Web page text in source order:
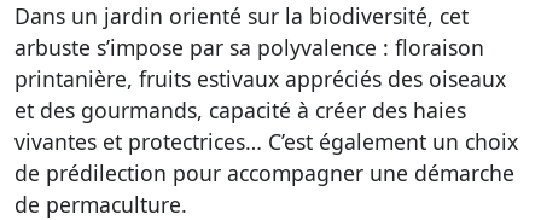
Dans un jardin orienté sur la biodiversité, cet
arbuste s’impose par sa polyvalence : floraison
printanière, fruits estivaux appréciés des oiseaux
et des gourmands, capacité à créer des haies
vivantes et protectrices… C’est également un choix
de prédilection pour accompagner une démarche
de permaculture.